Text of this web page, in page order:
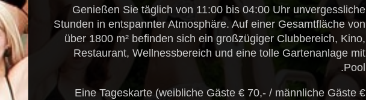
Genießen Sie täglich von 11:00 bis 04:00 Uhr unvergessliche
Stunden in entspannter Atmosphäre. Auf einer Gesamtfläche von
über 1800 m² befinden sich ein großzügiger Clubbereich, Kino,
Restaurant, Wellnessbereich und eine tolle Gartenanlage mit
Pool.
Eine Tageskarte (weibliche Gäste € 70,- / männliche Gäste €